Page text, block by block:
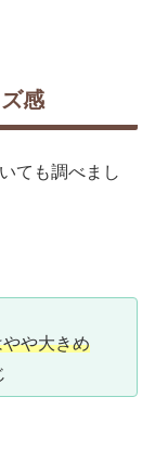
感
ても調べまし
や大きめ